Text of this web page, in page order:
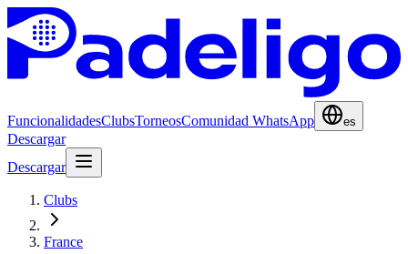
FuncionalidadesClubsTorneosComunidad WhatsApp es
Descargar
Descargar
Clubs
France